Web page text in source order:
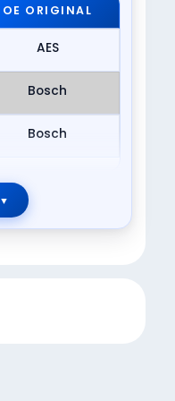
OE ORIGINAL
AES
Bosch
Bosch